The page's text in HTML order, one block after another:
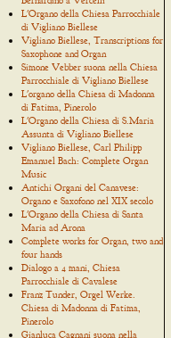
L'Organo della Chiesa Parrocchiale
di Vigliano Biellese
Vigliano Biellese, Transcriptions for
Saxophone and Organ
Simone Vebber suona nella Chiesa
Parrocchiale di Vigliano Biellese
L'organo della Chiesa di Madonna
di Fatima, Pinerolo
L'Organo della Chiesa di S.Maria
Assunta di Vigliano Biellese
Vigliano Biellese, Carl Philipp
Emanuel Bach: Complete Organ
Music
Antichi Organi del Canavese:
Organo e Saxofono nel XIX secolo
L'Organo della Chiesa di Santa
Maria ad Arona
Complete works for Organ, two and
four hands
Dialogo a 4 mani, Chiesa
Parrocchiale di Cavalese
Franz Tunder, Orgel Werke.
Chiesa di Madonna di Fatima,
Pinerolo
Gianluca Cagnani suona nella